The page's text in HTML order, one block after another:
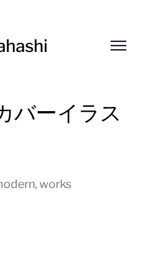
バーイラス
,works